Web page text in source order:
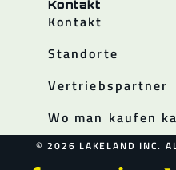
Kontakt
Kontakt
Standorte
Vertriebspartner
Wo man kaufen
© 2026 LAKELAND INC.